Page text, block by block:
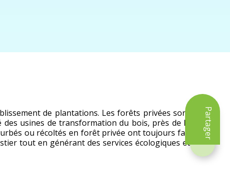
de plantations. Les forêts privées sont
usines de transformation du bois, près de la
ou récoltés en forêt privée ont toujours fait
tout en générant des services écologiques et
Partager